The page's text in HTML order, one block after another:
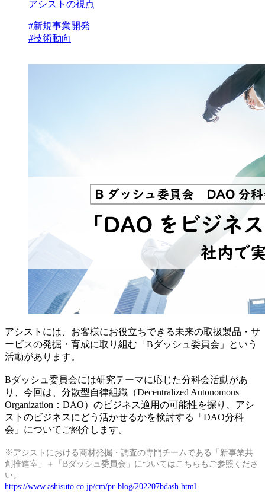
アシストの視点
#新規事業開発
#技術動向
アシストには、お客様にお役立ちできる未来の取扱製品・サ
ービスの発掘・育成に取り組む「Bダッシュ委員会」という
活動があります。
Bダッシュ委員会には研究テーマに応じた分科会活動があ
り、今回は、分散型自律組織（Decentralized Autonomous
Organization：DAO）のビジネス適用の可能性を探り、アシ
ストのビジネスにどう活かせるかを検討する「DAO分科
会」についてご紹介します。
※アシストにおける商材発掘・調査の専門チームである「新事業共
創推進室」＋「Bダッシュ委員会」についてはこちらもご参照くださ
い。
https://www.ashisuto.co.jp/cm/pr-blog/202207bdash.html